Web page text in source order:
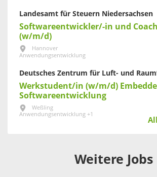
Landesamt für Steuern Niedersachsen
Softwareentwickler/-in und
(w/m/d)
Hannover
Anwendungsentwicklung
Deutsches Zentrum für Luft- und
Werkstudent/in (w/m/d)
Softwareentwicklung
Weßling
Anwendungsentwicklung +1
Weitere Jobs